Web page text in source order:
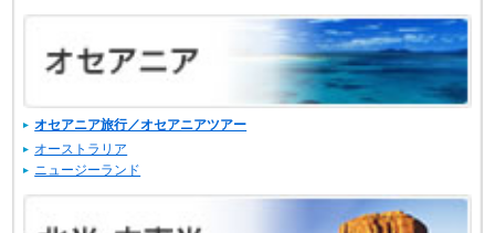
オセアニア旅行／オセアニアツアー
オーストラリア
ニュージーランド